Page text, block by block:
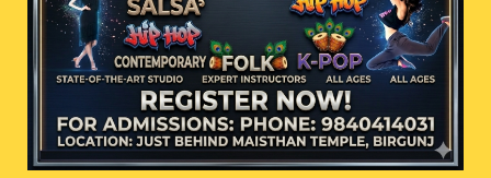
धर्तीको भू-स्वर्ग बाजुराको बडी मालिकामा भदौ १
गतेबाट पूजा आरम्भ हुने